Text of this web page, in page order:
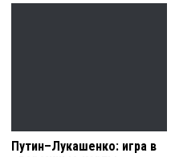
Путин–Лукашенко: игра в